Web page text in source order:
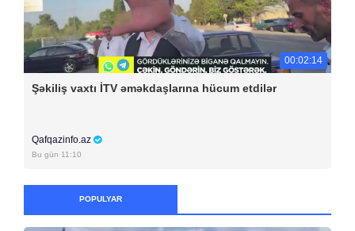
00:02:14
Şəkiliş vaxtı İTV əməkdaşlarına hücum etdilər
Qafqazinfo.az
Bu gün 11:10
POPULYAR